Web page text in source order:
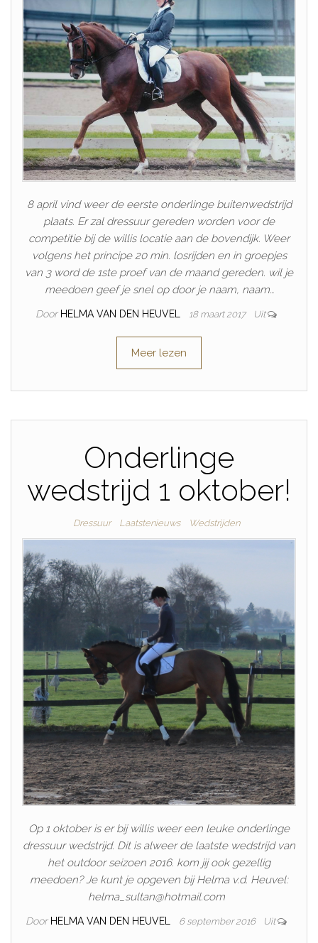
8 april vind weer de eerste onderlinge buitenwedstrijd
plaats. Er zal dressuur gereden worden voor de
competitie bij de willis locatie aan de bovendijk. Weer
volgens het principe 20 min. losrijden en in groepjes
van 3 word de 1ste proef van de maand gereden. wil je
meedoen geef je snel op door je naam, naam…
Door HELMA VAN DEN HEUVEL 18 maart 2017 Uit
Meer lezen
Onderlinge
wedstrijd 1 oktober!
Dressuur Laatstenieuws Wedstrijden
Op 1 oktober is er bij willis weer een leuke onderlinge
dressuur wedstrijd. Dit is alweer de laatste wedstrijd van
het outdoor seizoen 2016. kom jij ook gezellig
meedoen? Je kunt je opgeven bij Helma v.d. Heuvel:
helma_sultan@hotmail.com
Door HELMA VAN DEN HEUVEL 6 september 2016 Uit